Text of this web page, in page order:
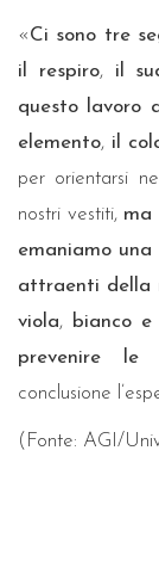
«Ci sono tre
il respiro, il
questo lavoro
elemento, il
per orientarsi
nostri vestiti, ma
emaniamo una
attraenti della
viola, bianco
prevenire le
conclusione
(Fonte: AGI/